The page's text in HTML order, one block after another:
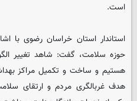
است.
استاندار استان خراسان رضوی با
حوزه سلامت، گفت: شاهد تغییر
هستیم و ساخت و تکمیل مراکز
هدف غربالگری مردم و ارتقای